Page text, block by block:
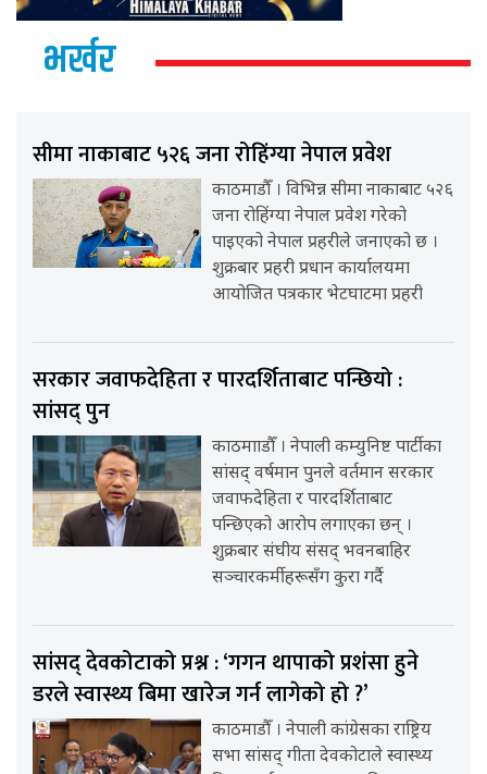
भर्खर
सीमा नाकाबाट ५२६ जना रोहिंग्या नेपाल प्रवेश
काठमाडौँ । विभिन्न सीमा नाकाबाट ५२६
जना रोहिंग्या नेपाल प्रवेश गरेको
पाइएको नेपाल प्रहरीले जनाएको छ ।
शुक्रबार प्रहरी प्रधान कार्यालयमा
आयोजित पत्रकार भेटघाटमा प्रहरी
सरकार जवाफदेहिता र पारदर्शिताबाट पन्छियो :
सांसद् पुन
काठमााडौँ । नेपाली कम्युनिष्ट पार्टीका
सांसद् वर्षमान पुनले वर्तमान सरकार
जवाफदेहिता र पारदर्शिताबाट
पन्छिएको आरोप लगाएका छन् ।
शुक्रबार संघीय संसद् भवनबाहिर
सञ्चारकर्मीहरूसँग कुरा गर्दै
सांसद् देवकोटाको प्रश्न : ‘गगन थापाको प्रशंसा हुने
डरले स्वास्थ्य बिमा खारेज गर्न लागेको हो ?’
काठमाडौँ । नेपाली कांग्रेसका राष्ट्रिय
सभा सांसद् गीता देवकोटाले स्वास्थ्य